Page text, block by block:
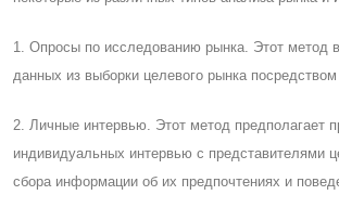
1. Опросы по исследованию рынка. Этот метод
данных из выборки целевого рынка посредством
2. Личные интервью. Этот метод предполагает
индивидуальных интервью с представителями
сбора информации об их предпочтениях и